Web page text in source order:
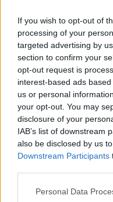
If you wish to opt-out of
processing of your
targeted advertising by
section to confirm your
opt-out request is
interest-based ads
us or personal
your opt-out. You may
disclosure of your
IAB’s list of downstream
also be disclosed by us
Downstream Participants
Personal Data
2026 e bilhetes já estão à
Os bilhetes para o concerto
em Reguengos de...
8 Agosto, 2026 - 17:00